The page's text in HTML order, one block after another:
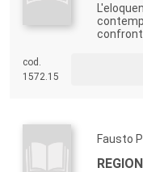
cod.
1572.15
Fausto